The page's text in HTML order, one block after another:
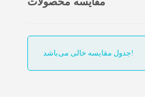
جدول مقایسه خالی می‌باشد!